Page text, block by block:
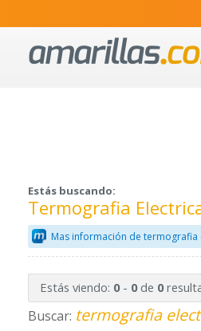
Estás buscando:
Termografia
Mas información de termografia
Estás viendo: 0- 0de 0
Buscar: termografia